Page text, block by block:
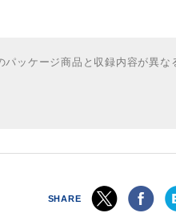
ッケージ商品と収録内容が異
SHARE